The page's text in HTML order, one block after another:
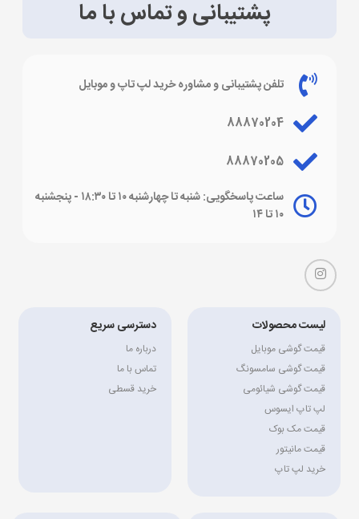
پشتیبانی و تماس با ما
تلفن پشتیبانی و مشاوره خرید لپ تاپ و موبایل
88870204
88870205
ساعت پاسخگویی: شنبه تا چهارشنبه ۱۰ تا ۱۸:۳۰ - پنجشنبه
۱۰ تا ۱۴
لیست محصولات
قیمت گوشی موبایل
قیمت گوشی سامسونگ
قیمت گوشی شیائومی
لپ تاپ ایسوس
قیمت مک بوک
قیمت مانیتور
خرید لپ تاپ
دسترسی سریع
درباره ما
تماس با ما
خرید قسطی